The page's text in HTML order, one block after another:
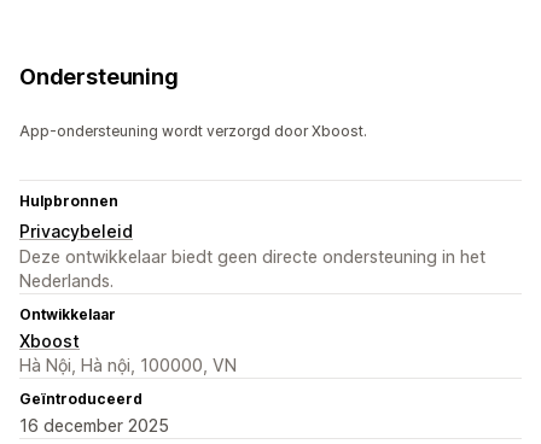
Ondersteuning
App-ondersteuning wordt verzorgd door Xboost.
Hulpbronnen
Privacybeleid
Deze ontwikkelaar biedt geen directe ondersteuning in het
Nederlands.
Ontwikkelaar
Xboost
Hà Nội, Hà nội, 100000, VN
Geïntroduceerd
16 december 2025